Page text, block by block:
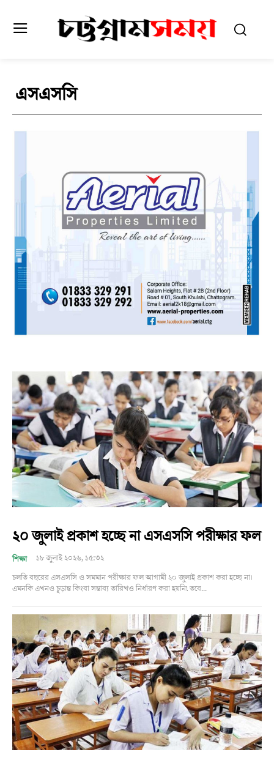
এসএসসি
২০ জুলাই প্রকাশ হচ্ছে না এসএসসি পরীক্ষার ফল
শিক্ষা
১৮ জুলাই ২০২৬, ১৫:৩২
চলতি বছরের এসএসসি ও সমমান পরীক্ষার ফল আগামী ২০ জুলাই প্রকাশ করা হচ্ছে না।
এমনকি এখনও চূড়ান্ত কিংবা সম্ভাব্য তারিখও নির্ধারণ করা হয়নি৷ তবে...